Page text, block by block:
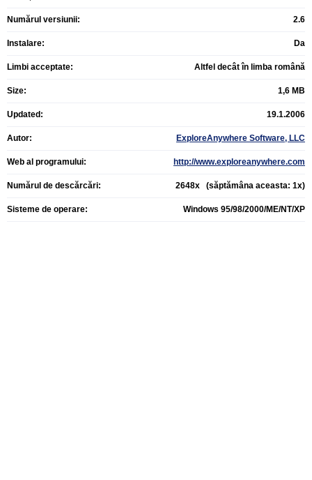
Numărul versiunii: 2.6
Instalare: Da
Limbi acceptate: Altfel decât în limba română
Size: 1,6 MB
Updated: 19.1.2006
Autor: ExploreAnywhere Software, LLC
Web al programului: http://www.exploreanywhere.com
Numărul de descărcări: 2648x (săptămâna aceasta: 1x)
Sisteme de operare: Windows 95/98/2000/ME/NT/XP